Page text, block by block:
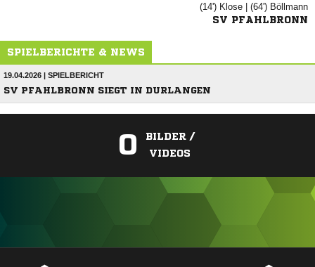
(14')  | (64') 
SV PFAHLBRONN
SPIELBERICHTE & NEWS
19.04.2026 | SPIELBERICHT
SV PFAHLBRONN SIEGT IN DURLANGEN
0
BILDER /
VIDEOS